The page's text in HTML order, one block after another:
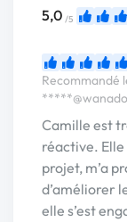
5,0 /5
Recommandé
Camille est
réactive.
projet, m’a
d’améliorer
elle s’est